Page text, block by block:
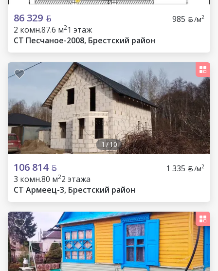
86 329 985 /м2
2 комн.87.6 м21 этаж
СТ Песчаное-2008, Брестский район
1 /10
106 814 1 335 /м2
3 комн.80 м22 этажа
СТ Армеец-3, Брестский район